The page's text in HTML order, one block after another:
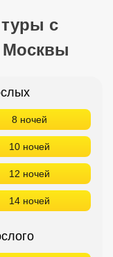
с
Москвы
8 ночей
10 ночей
12 ночей
14 ночей